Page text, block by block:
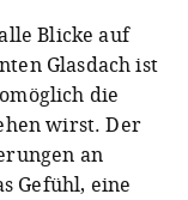
Blicke auf
Glasdach ist
die
wirst. Der
an
Gefühl, eine